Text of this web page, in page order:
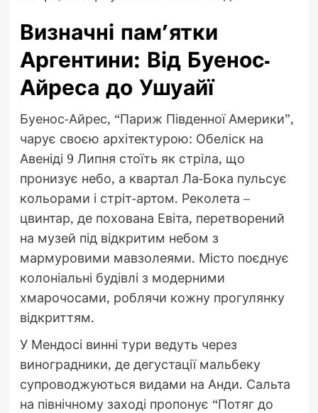
Визначні пам’ятки
Аргентини: Від Буенос-
Айреса до Ушуайї
Буенос-Айрес, “Париж Південної Америки”,
чарує своєю архітектурою: Обеліск на
Авеніді 9 Липня стоїть як стріла, що
пронизує небо, а квартал Ла-Бока пульсує
кольорами і стріт-артом. Реколета –
цвинтар, де похована Евіта, перетворений
на музей під відкритим небом з
мармуровими мавзолеями. Місто поєднує
колоніальні будівлі з модерними
хмарочосами, роблячи кожну прогулянку
відкриттям.
У Мендосі винні тури ведуть через
виноградники, де дегустації мальбеку
супроводжуються видами на Анди. Сальта
на північному заході пропонує “Потяг до